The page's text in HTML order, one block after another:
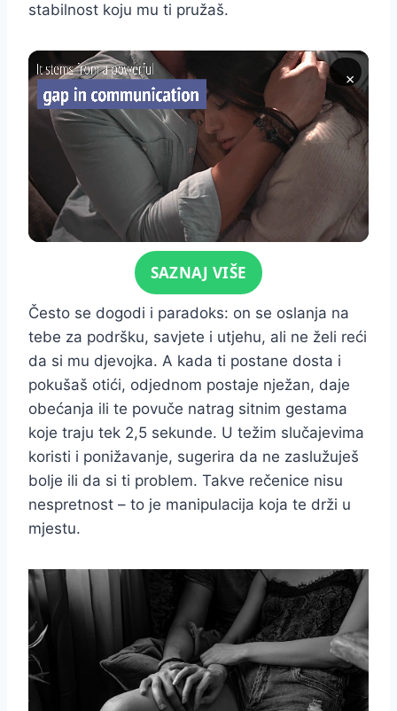
stabilnost koju mu ti pružaš.
×
Click for soundSAZNAJ VIŠE
Često se dogodi i paradoks: on se oslanja na
tebe za podršku, savjete i utjehu, ali ne želi reći
da si mu djevojka. A kada ti postane dosta i
pokušaš otići, odjednom postaje nježan, daje
obećanja ili te povuče natrag sitnim gestama
koje traju tek 2,5 sekunde. U težim slučajevima
koristi i ponižavanje, sugerira da ne zaslužuješ
bolje ili da si ti problem. Takve rečenice nisu
nespretnost – to je manipulacija koja te drži u
mjestu.